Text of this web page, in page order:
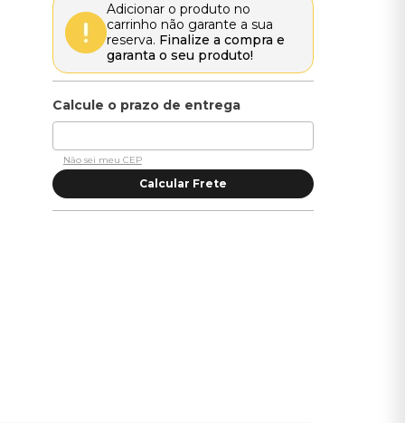
Adicionar o produto no
carrinho não garante a sua
reserva. Finalize a compra e
garanta o seu produto!
Não sei meu CEP